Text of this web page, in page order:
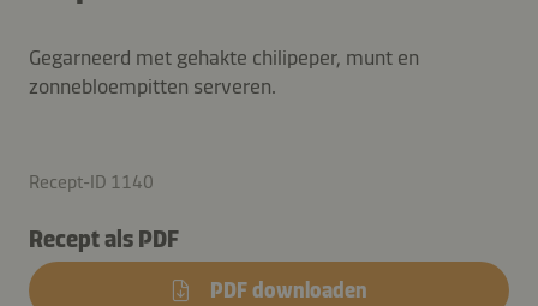
Gegarneerd met gehakte chilipeper, munt en
zonnebloempitten serveren.
Recept-ID 1140
Recept als PDF
PDF downloaden